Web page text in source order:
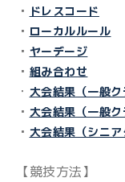
・ ドレスコード
・ ローカルルール
・ ヤーデージ
・ 組み合わせ
・ 大会結果（一般ク
・ 大会結果（一般ク
・ 大会結果（シニア
【競技方法】